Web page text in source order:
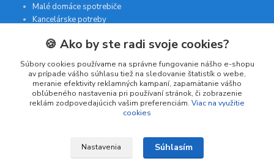
Malé domáce spotrebiče
Kancelárske potreby
Kontakt
INTERGAM s.r.o
Jelšová 5
🍪 Ako by ste radi svoje cookies?
Súbory cookies používame na správne fungovanie nášho e-shopu
av prípade vášho súhlasu tiež na sledovanie štatistík o webe,
meranie efektivity reklamných kampaní, zapamätanie vášho
obľúbeného nastavenia pri používaní stránok, či zobrazenie
reklám zodpovedajúcich vašim preferenciám. Viac na využitie
cookies
Nastavenia Súhlasím